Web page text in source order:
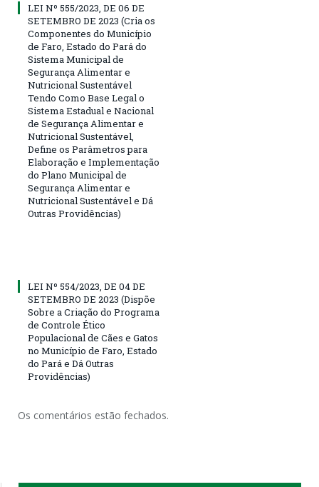
LEI Nº 555/2023, DE 06 DE
SETEMBRO DE 2023 (Cria os
Componentes do Município
de Faro, Estado do Pará do
Sistema Municipal de
Segurança Alimentar e
Nutricional Sustentável
Tendo Como Base Legal o
Sistema Estadual e Nacional
de Segurança Alimentar e
Nutricional Sustentável,
Define os Parâmetros para
Elaboração e Implementação
do Plano Municipal de
Segurança Alimentar e
Nutricional Sustentável e Dá
Outras Providências)
LEI Nº 554/2023, DE 04 DE
SETEMBRO DE 2023 (Dispõe
Sobre a Criação do Programa
de Controle Ético
Populacional de Cães e Gatos
no Município de Faro, Estado
do Pará e Dá Outras
Providências)
Os comentários estão fechados.